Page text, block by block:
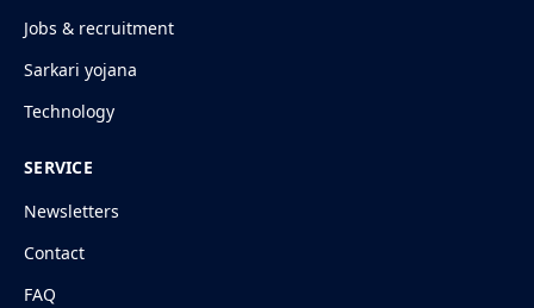
Jobs & recruitment
Sarkari yojana
Technology
SERVICE
Newsletters
Contact
FAQ